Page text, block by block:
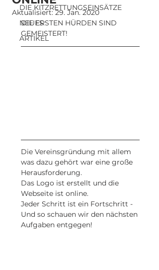
DIE KITZRETTUNGSEINSÄTZE
NEUES
ARTIKEL
Aktualisiert:29. Jan. 2020
DIE ERSTEN HÜRDEN SIND
GEMEISTERT!
Die Vereinsgründung mit allem
was dazu gehört war eine große
Herausforderung.
Das Logo ist erstellt und die
Webseite ist online.
Jeder Schritt ist ein Fortschritt -
Und so schauen wir den nächsten
Aufgaben entgegen!